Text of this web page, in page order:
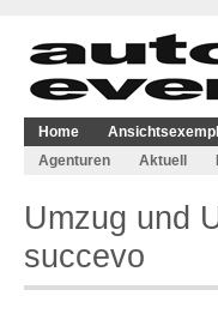
Home
Agenturen
Aktuell
Umzug und
succevo